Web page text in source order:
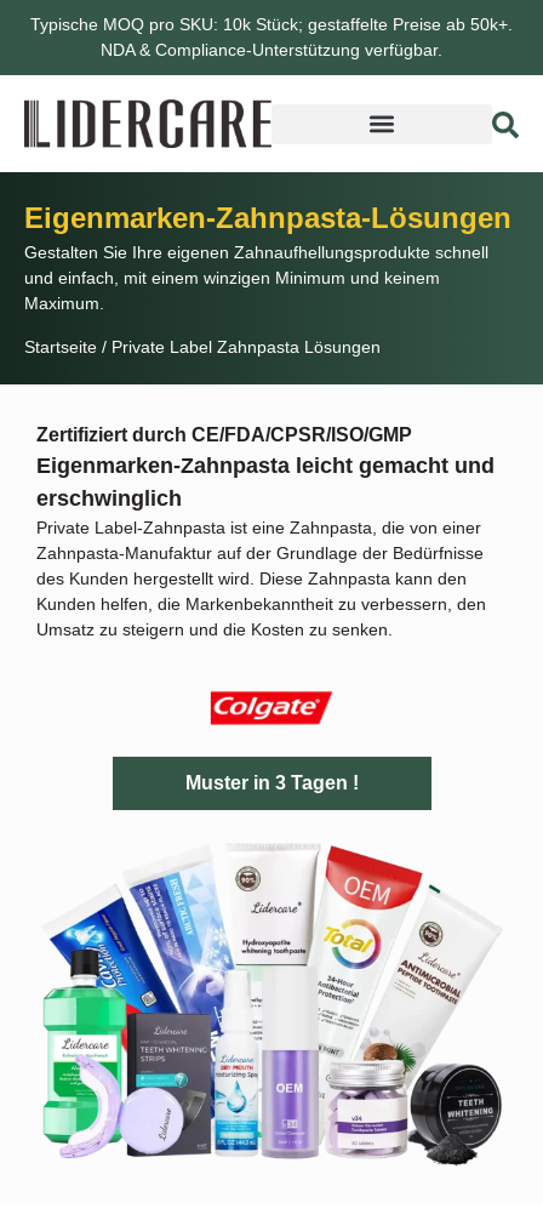
Typische MOQ pro SKU: 10k Stück; gestaffelte Preise ab 50k+.
NDA & Compliance-Unterstützung verfügbar.
Eigenmarken-Zahnpasta-Lösungen
Gestalten Sie Ihre eigenen Zahnaufhellungsprodukte schnell
und einfach, mit einem winzigen Minimum und keinem
Maximum.
Startseite / Private Label Zahnpasta Lösungen
Zertifiziert durch CE/FDA/CPSR/ISO/GMP
Eigenmarken-Zahnpasta leicht gemacht und
erschwinglich
Private Label-Zahnpasta ist eine Zahnpasta, die von einer
Zahnpasta-Manufaktur auf der Grundlage der Bedürfnisse
des Kunden hergestellt wird. Diese Zahnpasta kann den
Kunden helfen, die Markenbekanntheit zu verbessern, den
Umsatz zu steigern und die Kosten zu senken.
Muster in 3 Tagen !